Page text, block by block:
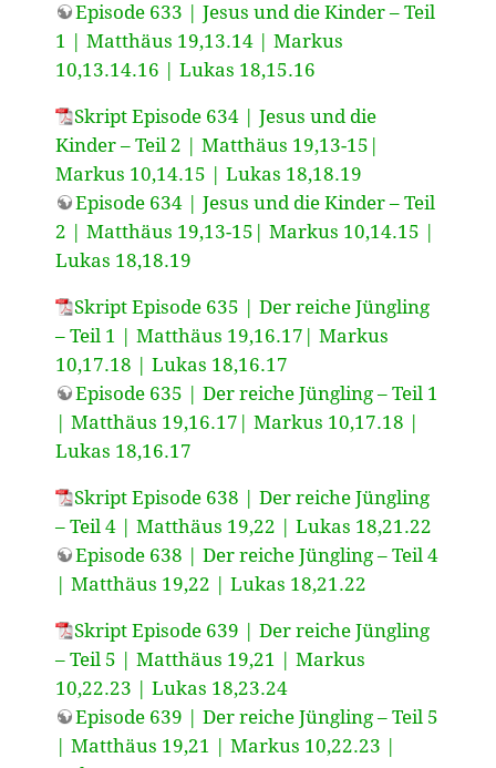
Episode 633 | Jesus und die Kinder – Teil
1 | Matthäus 19,13.14 | Markus
10,13.14.16 | Lukas 18,15.16
Skript Episode 634 | Jesus und die
Kinder – Teil 2 | Matthäus 19,13-15|
Markus 10,14.15 | Lukas 18,18.19
Episode 634 | Jesus und die Kinder – Teil
2 | Matthäus 19,13-15| Markus 10,14.15 |
Lukas 18,18.19
Skript Episode 635 | Der reiche Jüngling
– Teil 1 | Matthäus 19,16.17| Markus
10,17.18 | Lukas 18,16.17
Episode 635 | Der reiche Jüngling – Teil 1
| Matthäus 19,16.17| Markus 10,17.18 |
Lukas 18,16.17
Skript Episode 638 | Der reiche Jüngling
– Teil 4 | Matthäus 19,22 | Lukas 18,21.22
Episode 638 | Der reiche Jüngling – Teil 4
| Matthäus 19,22 | Lukas 18,21.22
Skript Episode 639 | Der reiche Jüngling
– Teil 5 | Matthäus 19,21 | Markus
10,22.23 | Lukas 18,23.24
Episode 639 | Der reiche Jüngling – Teil 5
| Matthäus 19,21 | Markus 10,22.23 |